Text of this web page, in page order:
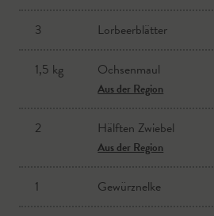
3 Lorbeerblätter
1,5 kg Ochsenmaul
Aus der Region
2 Hälften Zwiebel
Aus der Region
1 Gewürznelke
frisch gemahlener Pfeffer
kaltes Wasser
Apfelessig